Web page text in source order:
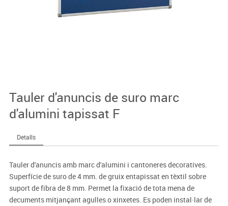
Tauler d'anuncis de suro marc
d'alumini tapissat F
Detalls
Tauler d'anuncis amb marc d'alumini i cantoneres decoratives.
Superfície de suro de 4 mm. de gruix entapissat en tèxtil sobre
suport de fibra de 8 mm. Permet la fixació de tota mena de
decuments mitjançant agulles o xinxetes. Es poden instal·lar de